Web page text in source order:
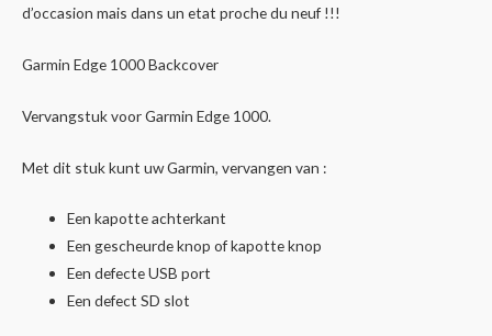
d’occasion mais dans un etat proche du neuf !!!
Garmin Edge 1000 Backcover
Vervangstuk voor Garmin Edge 1000.
Met dit stuk kunt uw Garmin, vervangen van :
Een kapotte achterkant
Een gescheurde knop of kapotte knop
Een defecte USB port
Een defect SD slot